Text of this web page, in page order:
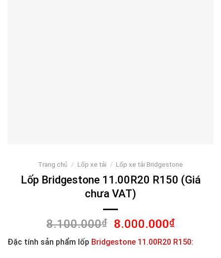
Trang chủ / Lốp xe tải / Lốp xe tải Bridgestone
Lốp Bridgestone 11.00R20 R150 (Giá
chưa VAT)
8.100.000₫
Giá
là:
8.000.000₫Giá
hiện
tại
Đặc tính sản phẩm lốp Bridgestone 11.00R20 R150: